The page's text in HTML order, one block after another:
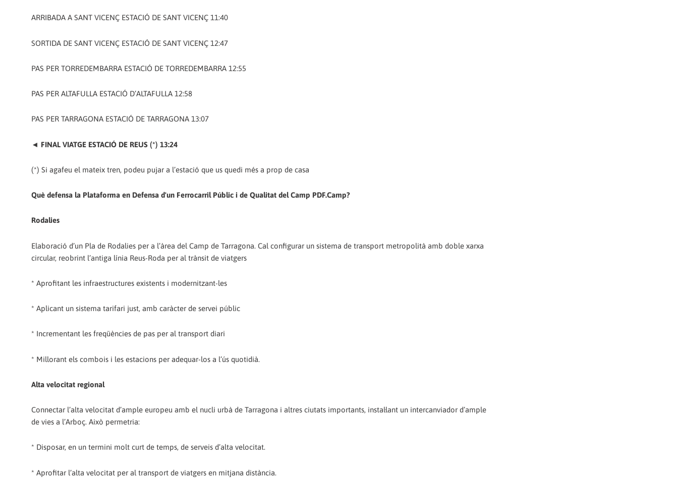
ARRIBADA A SANT VICENÇ ESTACIÓ DE SANT VICENÇ 11:40
SORTIDA DE SANT VICENÇ ESTACIÓ DE SANT VICENÇ 12:47
PAS PER TORREDEMBARRA ESTACIÓ DE TORREDEMBARRA 12:55
PAS PER ALTAFULLA ESTACIÓ D’ALTAFULLA 12:58
PAS PER TARRAGONA ESTACIÓ DE TARRAGONA 13:07
◄ FINAL VIATGE ESTACIÓ DE REUS (*) 13:24
(*) Si agafeu el mateix tren, podeu pujar a l’estació que us quedi més a prop de casa
Què defensa la Plataforma en Defensa d'un Ferrocarril Públic i de Qualitat del Camp PDF.Camp?
Rodalies
Elaboració d’un Pla de Rodalies per a l’àrea del Camp de Tarragona. Cal configurar un sistema de transport metropolità amb doble xarxa
circular, reobrint l’antiga línia Reus-Roda per al trànsit de viatgers
* Aprofitant les infraestructures existents i modernitzant-les
* Aplicant un sistema tarifari just, amb caràcter de servei públic
* Incrementant les freqüències de pas per al transport diari
* Millorant els combois i les estacions per adequar-los a l’ús quotidià.
Alta velocitat regional
Connectar l’alta velocitat d’ample europeu amb el nucli urbà de Tarragona i altres ciutats importants, instal·lant un intercanviador d’ample
de vies a l’Arboç. Això permetria:
* Disposar, en un termini molt curt de temps, de serveis d’alta velocitat.
* Aprofitar l’alta velocitat per al transport de viatgers en mitjana distància.